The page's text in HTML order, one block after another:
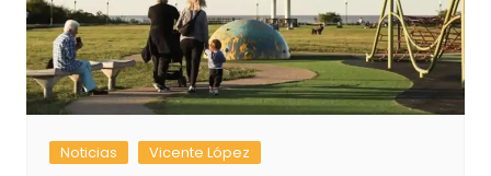
Noticias Vicente López